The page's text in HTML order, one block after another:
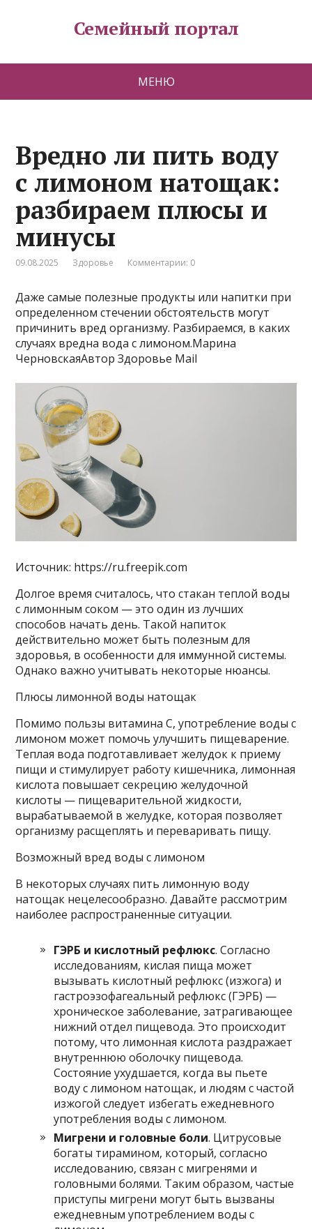
Семейный портал
МЕНЮ
Вредно ли пить воду
с лимоном натощак:
разбираем плюсы и
минусы
09.08.2025 Здоровье Комментарии: 0
Даже самые полезные продукты или напитки при
определенном стечении обстоятельств могут
причинить вред организму. Разбираемся, в каких
случаях вредна вода с лимоном.Марина
ЧерновскаяАвтор Здоровье Mail
Источник: https://ru.freepik.com
Долгое время считалось, что стакан теплой воды
с лимонным соком — это один из лучших
способов начать день. Такой напиток
действительно может быть полезным для
здоровья, в особенности для иммунной системы.
Однако важно учитывать некоторые нюансы.
Плюсы лимонной воды натощак
Помимо пользы витамина С, употребление воды с
лимоном может помочь улучшить пищеварение.
Теплая вода подготавливает желудок к приему
пищи и стимулирует работу кишечника, лимонная
кислота повышает секрецию желудочной
кислоты — пищеварительной жидкости,
вырабатываемой в желудке, которая позволяет
организму расщеплять и переваривать пищу.
Возможный вред воды с лимоном
В некоторых случаях пить лимонную воду
натощак нецелесообразно. Давайте рассмотрим
наиболее распространенные ситуации.
ГЭРБ и кислотный рефлюкс. Согласно
исследованиям, кислая пища может
вызывать кислотный рефлюкс (изжога) и
гастроэзофагеальный рефлюкс (ГЭРБ) —
хроническое заболевание, затрагивающее
нижний отдел пищевода. Это происходит
потому, что лимонная кислота раздражает
внутреннюю оболочку пищевода.
Состояние ухудшается, когда вы пьете
воду с лимоном натощак, и людям с частой
изжогой следует избегать ежедневного
употребления воды с лимоном.
Мигрени и головные боли. Цитрусовые
богаты тирамином, который, согласно
исследованию, связан с мигренями и
головными болями. Таким образом, частые
приступы мигрени могут быть вызваны
ежедневным употреблением воды с